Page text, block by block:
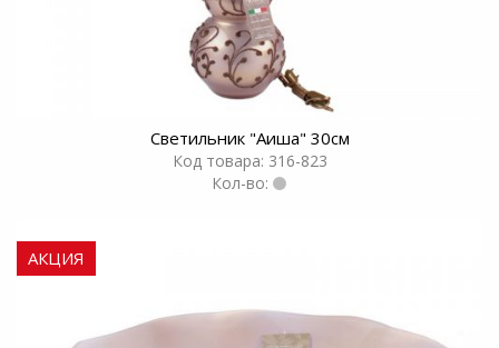
Светильник "Аиша" 30см
Код товара: 316-823
Кол-во:
АКЦИЯ